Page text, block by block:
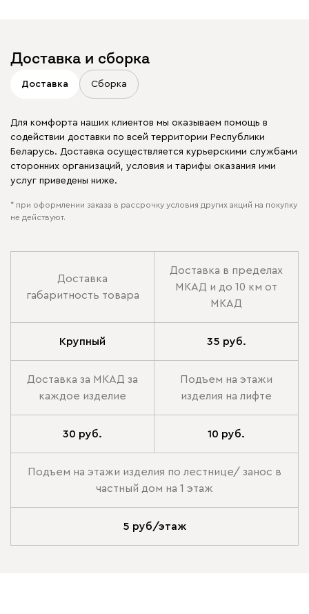
Доставка и сборка
Доставка Сборка
Для комфорта наших клиентов мы оказываем помощь в
содействии доставки по всей территории Республики
Беларусь. Доставка осуществляется курьерскими службами
сторонних организаций, условия и тарифы оказания ими
услуг приведены ниже.
* при оформлении заказа в рассрочку условия других акций на покупку
не действуют.
Доставка
габаритность товара
Доставка в пределах
МКАД и до 10 км от
МКАД
Крупный 35 руб.
Доставка за МКАД за
каждое изделие
Подъем на этажи
изделия на лифте
30 руб. 10 руб.
Подъем на этажи изделия по лестнице/ занос в
частный дом на 1 этаж
5 руб/этаж